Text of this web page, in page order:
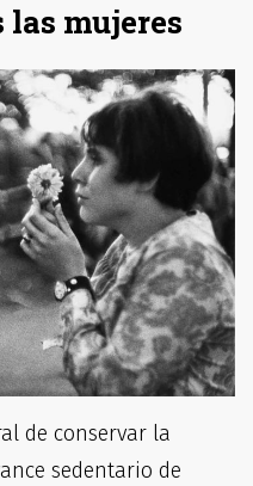
las mujeres
de conservar la
sedentario de